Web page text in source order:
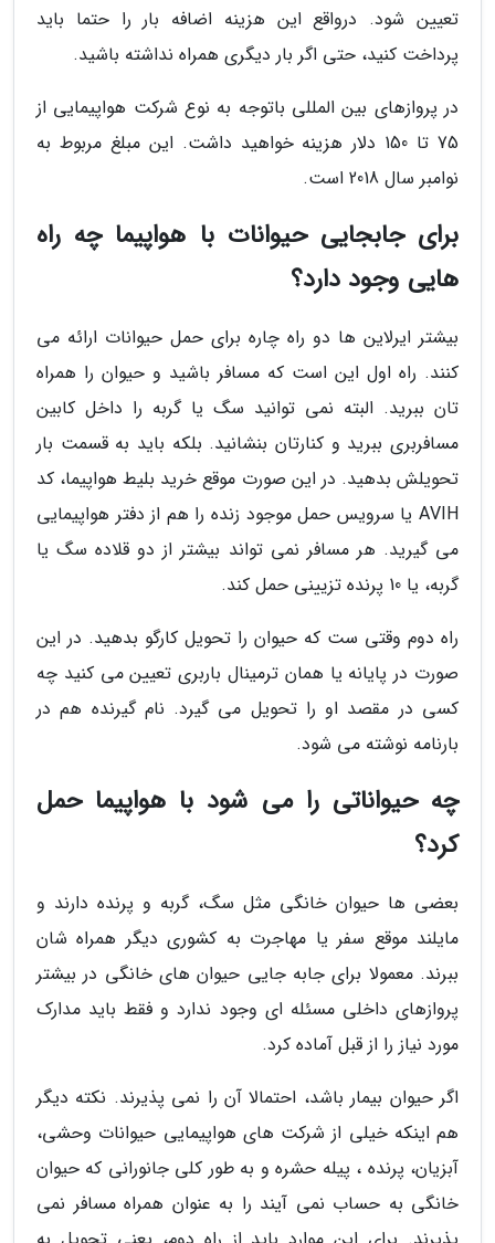
تعیین شود. درواقع این هزینه اضافه بار را حتما باید
پرداخت کنید، حتی اگر بار دیگری همراه نداشته باشید.
در پروازهای بین المللی باتوجه به نوع شرکت هواپیمایی از
75 تا 150 دلار هزینه خواهید داشت. این مبلغ مربوط به
نوامبر سال 2018 است.
برای جابجایی حیوانات با هواپیما چه راه
هایی وجود دارد؟
بیشتر ایرلاین ها دو راه چاره برای حمل حیوانات ارائه می
کنند. راه اول این است که مسافر باشید و حیوان را همراه
تان ببرید. البته نمی توانید سگ یا گربه را داخل کابین
مسافربری ببرید و کنارتان بنشانید. بلکه باید به قسمت بار
تحویلش بدهید. در این صورت موقع خرید بلیط هواپیما، کد
AVIH یا سرویس حمل موجود زنده را هم از دفتر هواپیمایی
می گیرید. هر مسافر نمی تواند بیشتر از دو قلاده سگ یا
گربه، یا 10 پرنده تزیینی حمل کند.
راه دوم وقتی ست که حیوان را تحویل کارگو بدهید. در این
صورت در پایانه یا همان ترمینال باربری تعیین می کنید چه
کسی در مقصد او را تحویل می گیرد. نام گیرنده هم در
بارنامه نوشته می شود.
چه حیواناتی را می شود با هواپیما حمل
کرد؟
بعضی ها حیوان خانگی مثل سگ، گربه و پرنده دارند و
مایلند موقع سفر یا مهاجرت به کشوری دیگر همراه شان
ببرند. معمولا برای جابه جایی حیوان های خانگی در بیشتر
پروازهای داخلی مسئله ای وجود ندارد و فقط باید مدارک
مورد نیاز را از قبل آماده کرد.
اگر حیوان بیمار باشد، احتمالا آن را نمی پذیرند. نکته دیگر
هم اینکه خیلی از شرکت های هواپیمایی حیوانات وحشی،
آبزیان، پرنده ، پیله حشره و به طور کلی جانورانی که حیوان
خانگی به حساب نمی آیند را به عنوان همراه مسافر نمی